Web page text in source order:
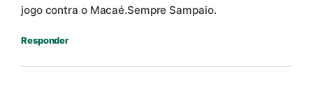
jogo contra o Macaé.Sempre Sampaio.
Responder